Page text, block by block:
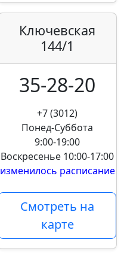
Ключевская
144/1
35-28-20
+7 (3012)
Понед-Суббота
9:00-19:00
Воскресенье 10:00-17:00
изменилось расписание
Смотреть на
карте